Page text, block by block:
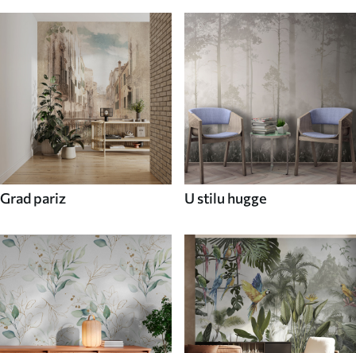
Grad pariz U stilu hugge